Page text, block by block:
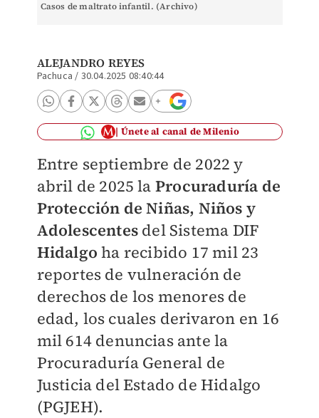
Casos de maltrato infantil. (Archivo)
ALEJANDRO REYES
Pachuca / 30.04.2025 08:40:44
Únete al canal de Milenio
Entre septiembre de 2022 y
abril de 2025 la Procuraduría de
Protección de Niñas, Niños y
Adolescentes del Sistema DIF
Hidalgo ha recibido 17 mil 23
reportes de vulneración de
derechos de los menores de
edad, los cuales derivaron en 16
mil 614 denuncias ante la
Procuraduría General de
Justicia del Estado de Hidalgo
(PGJEH).